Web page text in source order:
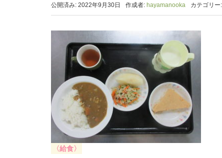
公開済み: 2022年9月30日 作成者: hayamanooka カテゴリー:
〈給食〉